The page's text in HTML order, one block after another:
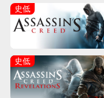
史低
史低